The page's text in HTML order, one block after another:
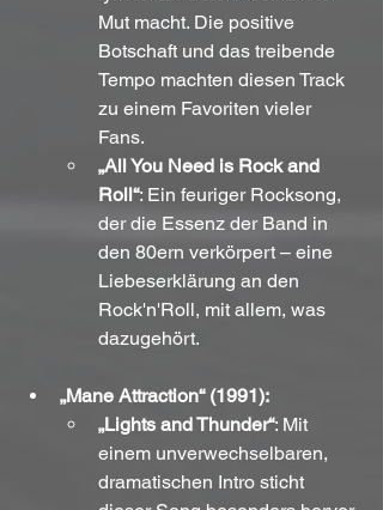
Mut macht. Die positive
Botschaft und das treibende
Tempo machten diesen Track
zu einem Favoriten vieler
Fans.
„All You Need is Rock and
Roll“: Ein feuriger Rocksong,
der die Essenz der Band in
den 80ern verkörpert – eine
Liebeserklärung an den
Rock'n'Roll, mit allem, was
dazugehört.
„Mane Attraction“ (1991):
„Lights and Thunder“: Mit
einem unverwechselbaren,
dramatischen Intro sticht